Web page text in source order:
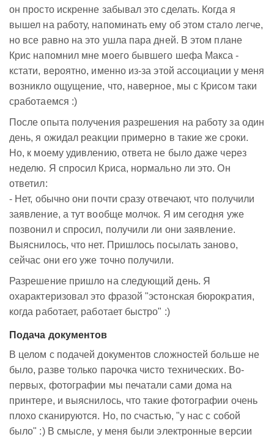
он просто искренне забывал это сделать. Когда я
вышел на работу, напоминать ему об этом стало легче,
но все равно на это ушла пара дней. В этом плане
Крис напомнил мне моего бывшего шефа Макса -
кстати, вероятно, именно из-за этой ассоциации у меня
возникло ощущение, что, наверное, мы с Крисом таки
сработаемся :)
После опыта получения разрешения на работу за один
день, я ожидал реакции примерно в такие же сроки.
Но, к моему удивлению, ответа не было даже через
неделю. Я спросил Криса, нормально ли это. Он
ответил:
- Нет, обычно они почти сразу отвечают, что получили
заявление, а тут вообще молчок. Я им сегодня уже
позвонил и спросил, получили ли они заявление.
Выяснилось, что нет. Пришлось посылать заново,
сейчас они его уже точно получили.
Разрешение пришло на следующий день. Я
охарактеризовал это фразой "эстонская бюрократия,
когда работает, работает быстро" :)
Подача документов
В целом с подачей документов сложностей больше не
было, разве только парочка чисто технических. Во-
первых, фотографии мы печатали сами дома на
принтере, и выяснилось, что такие фотографии очень
плохо сканируются. Но, по счастью, "у нас с собой
было" :) В смысле, у меня были электронные версии